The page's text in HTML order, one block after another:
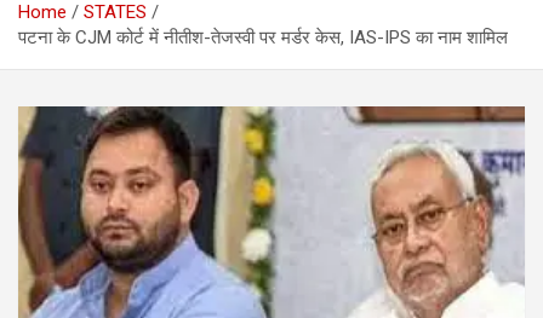
Home
STATES
पटना के CJM कोर्ट में नीतीश-तेजस्वी पर मर्डर केस, IAS-IPS का नाम शामिल